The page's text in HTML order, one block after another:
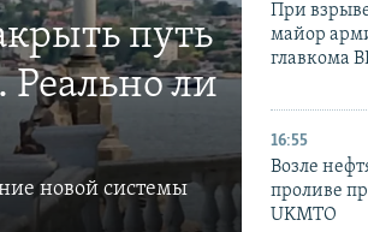
путь
ли
новой системы
При
майор
главкома
16:55
Возле
проливе
UKMTO